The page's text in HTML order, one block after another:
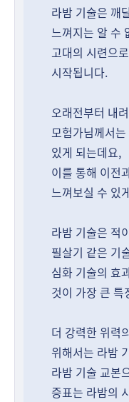
라밤 기술은 깨
느껴지는 알 수
고대의 시련으
시작됩니다.
오래전부터 내
모험가님께서
있게 되는데요,
이를 통해 이전
느껴보실 수 있
라밤 기술은 적
필살기 같은 기
심화 기술의 효
것이 가장 큰 특
더 강력한 위력
위해서는 라밤
라밤 기술 교본
증표는 라밤의